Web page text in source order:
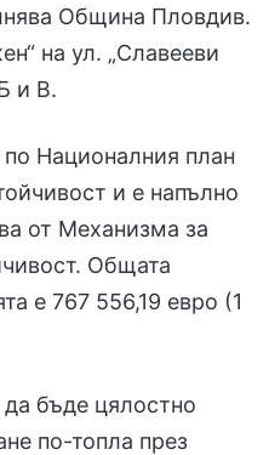
Община Пловдив.
на ул. „Славееви
и В.
Националния план
и е напълно
от Механизма за
Общата
е 767 556,19 евро (1
бъде цялостно
по-топла през